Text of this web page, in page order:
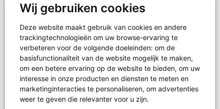
Wij gebruiken cookies
Deze website maakt gebruik van cookies en andere
trackingtechnologieën om uw browse-ervaring te
verbeteren voor de volgende doeleinden: om de
basisfunctionaliteit van de website mogelijk te maken,
om een betere ervaring op de website te bieden, om uw
interesse in onze producten en diensten te meten en
marketinginteracties te personaliseren, om advertenties
weer te geven die relevanter voor u zijn.
Kerkenpakket
Verwerkingscentra
Bestemmingslanden
Over ons
Contact